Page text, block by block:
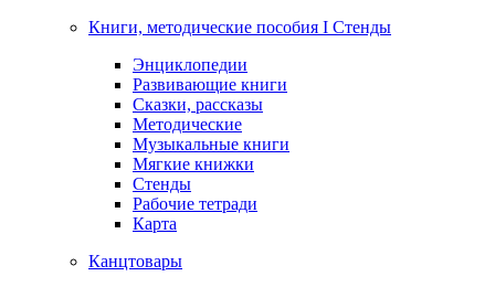
Книги, методические пособия I Стенды
Энциклопедии
Развивающие книги
Сказки, рассказы
Методические
Музыкальные книги
Мягкие книжки
Стенды
Рабочие тетради
Карта
Канцтовары